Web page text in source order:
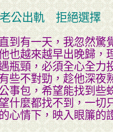
出軌 拒絕選擇
一天，我忽然驚覺
也越來越早出晚歸，
瓶頸，必須全心全力
些不對勁，趁他深夜
事包，希望能找到些
什麼都找不到，一切
心情下，映入眼簾的